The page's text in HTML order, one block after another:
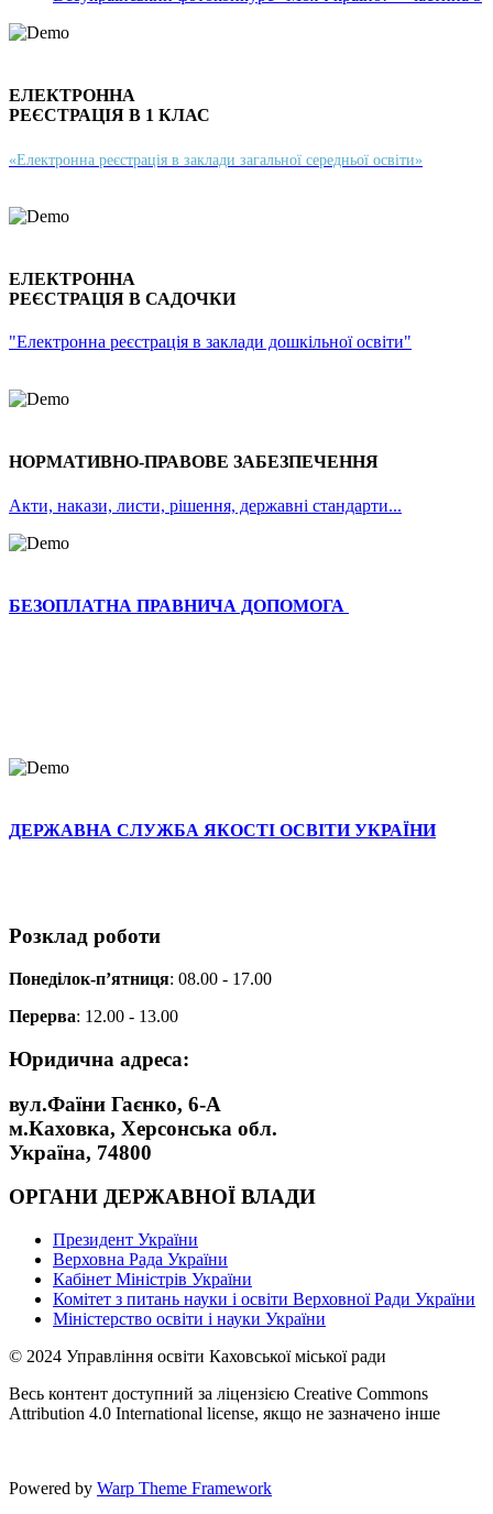
ЕЛЕКТРОННА
РЕЄСТРАЦІЯ В 1 КЛАС
«Електронна реєстрація в заклади загальної середньої освіти»
ЕЛЕКТРОННА
РЕЄСТРАЦІЯ В САДОЧКИ
"Електронна реєстрація в заклади дошкільної освіти"
НОРМАТИВНО-ПРАВОВЕ ЗАБЕЗПЕЧЕННЯ
Акти, накази, листи, рішення, державні стандарти...
БЕЗОПЛАТНА ПРАВНИЧА ДОПОМОГА
ДЕРЖАВНА СЛУЖБА ЯКОСТІ ОСВІТИ УКРАЇНИ
Розклад роботи
Понеділок-п’ятниця: 08.00 - 17.00
Перерва: 12.00 - 13.00
Юридична адреса:
вул.Фаїни Гаєнко, 6-А
м.Каховка, Херсонська обл.
Україна, 74800
ОРГАНИ ДЕРЖАВНОЇ ВЛАДИ
Президент України
Верховна Рада України
Кабінет Міністрів України
Комітет з питань науки і освіти Верховної Ради України
Міністерство освіти і науки України
© 2024 Управління освіти Каховської міської ради
Весь контент доступний за ліцензією Creative Commons
Attribution 4.0 International license, якщо не зазначено інше
Powered by Warp Theme Framework